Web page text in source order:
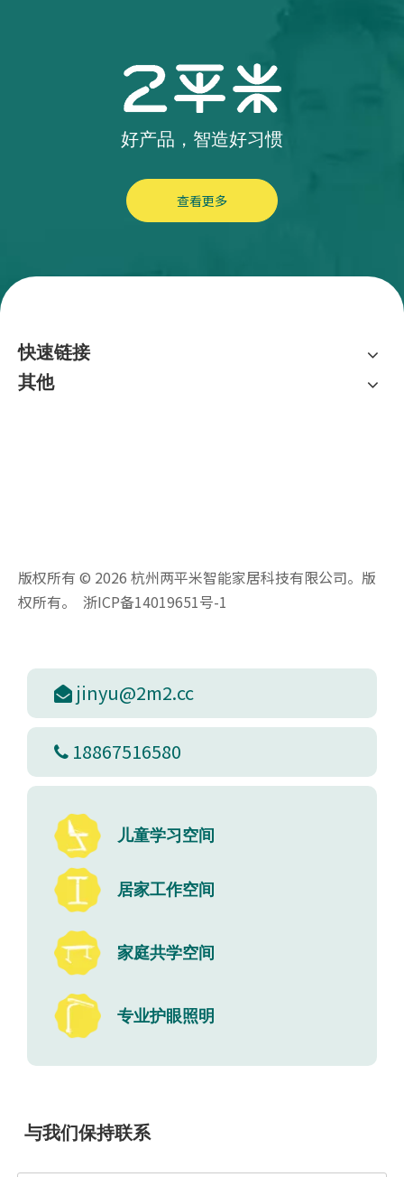
好产品，智造好习惯
查看更多
快速链接
其他
版权所有 © 2026 杭州两平米智能家居科技有限公司。版
权所有。 浙ICP备14019651号-1
 jinyu@2m2.cc
 18867516580
儿童学习空间
居家工作空间
家庭共学空间
专业护眼照明
与我们保持联系